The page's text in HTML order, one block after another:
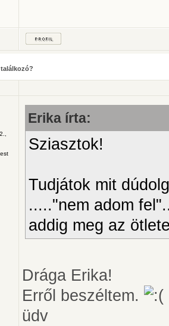
Erika írta:
Sziasztok!
Tudjátok mit
....."nem adom
addig meg az
Drága Erika!
Erről beszéltem.
üdv